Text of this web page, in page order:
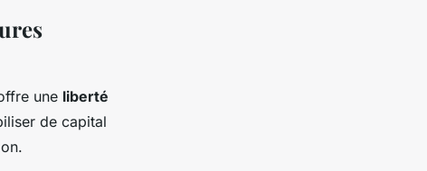
une liberté
de capital